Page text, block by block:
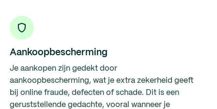
Aankoopbescherming
Je aankopen zijn gedekt door
aankoopbescherming, wat je extra zekerheid geeft
bij online fraude, defecten of schade. Dit is een
geruststellende gedachte, vooral wanneer je